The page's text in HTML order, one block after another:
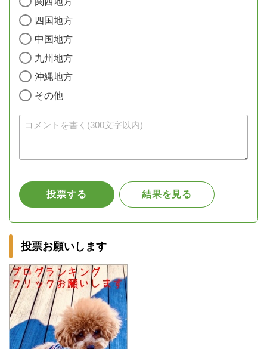
投票お願いします